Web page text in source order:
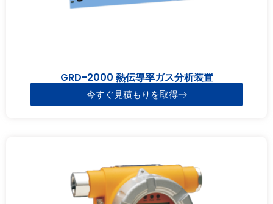
GRD-2000 熱伝導率ガス分析装置
今すぐ見積もりを取得